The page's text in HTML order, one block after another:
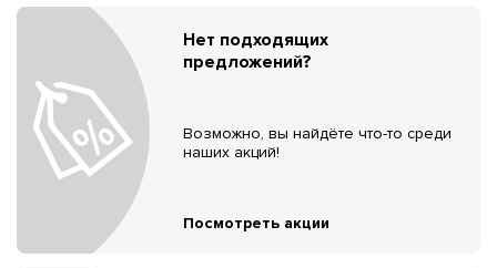
Нет подходящих
предложений?
Возможно, вы найдёте что-то среди
наших акций!
Посмотреть акции